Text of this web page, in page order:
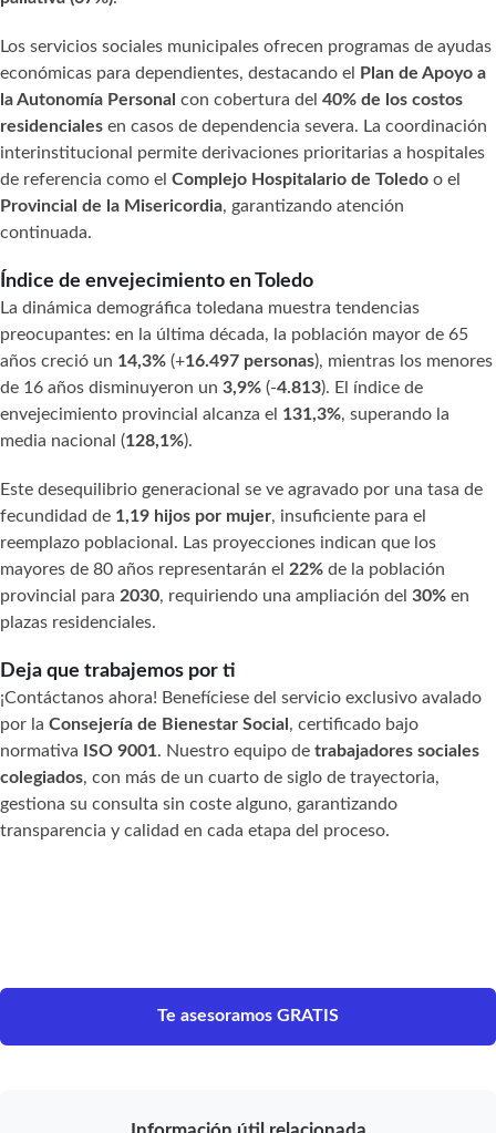
Los servicios sociales municipales ofrecen programas de ayudas
económicas para dependientes, destacando el
Plan de Apoyo a
la Autonomía Personal con cobertura del 40% de los costos
residenciales en casos de dependencia severa. La coordinación
interinstitucional permite derivaciones prioritarias a hospitales
de referencia como el Complejo Hospitalario de Toledo o el
Provincial de la Misericordia, garantizando atención
continuada.
Índice de envejecimiento en Toledo
La dinámica demográfica toledana muestra tendencias
preocupantes: en la última década, la población mayor de 65
años creció un 14,3% (+16.497 personas), mientras los menores
de 16 años disminuyeron un 3,9% (-4.813). El índice de
envejecimiento provincial alcanza el 131,3%, superando la
media nacional (128,1%).
Este desequilibrio generacional se ve agravado por una tasa de
fecundidad de 1,19 hijos por mujer, insuficiente para el
reemplazo poblacional. Las proyecciones indican que los
mayores de 80 años representarán el 22% de la población
provincial para 2030, requiriendo una ampliación del 30% en
plazas residenciales.
Deja que trabajemos por ti
¡Contáctanos ahora! Benefíciese del servicio exclusivo avalado
por la Consejería de Bienestar Social , certificado bajo
normativa
ISO 9001. Nuestro equipo de trabajadores sociales
colegiados, con más de un cuarto de siglo de trayectoria,
gestiona su consulta sin coste alguno, garantizando
transparencia y calidad en cada etapa del proceso.
Te asesoramos GRATIS